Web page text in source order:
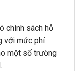
chính sách hỗ
với mức phí
một số trường